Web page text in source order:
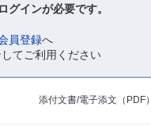
グインが必要です。
員登録へ
してご利用ください
添付文書/電子添文（PDF）